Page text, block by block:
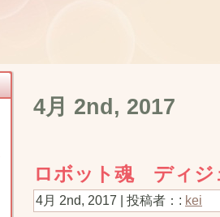
4月 2nd, 2017
ロボット魂 ディジ
4月 2nd, 2017 | 投稿者：: kei